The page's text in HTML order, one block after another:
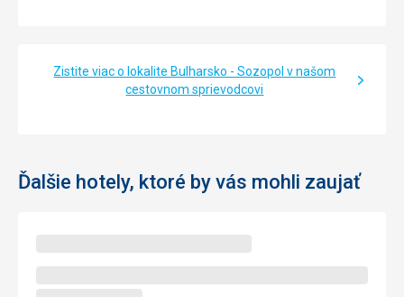
jen asi 300 metrů, ale člověka to potěší. Check out až do
12,00 a pak možnost nechat si v budově bagáže až do
Zistite viac o lokalite Bulharsko - Sozopol v našom
cestovnom sprievodcovi
Ďalšie hotely, ktoré by vás mohli zaujať